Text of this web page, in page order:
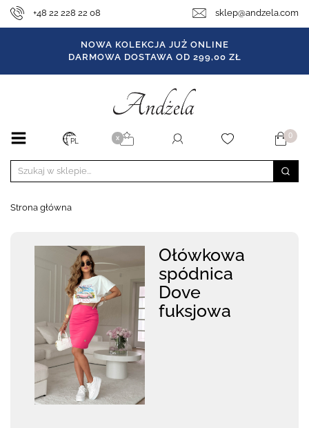
+48 22 228 22 08 sklep@andzela.com
NOWA KOLEKCJA JUŻ ONLINE
DARMOWA DOSTAWA OD 299,00 ZŁ
PL X 0
Strona główna
Ołówkowa
spódnica
Dove
fuksjowa